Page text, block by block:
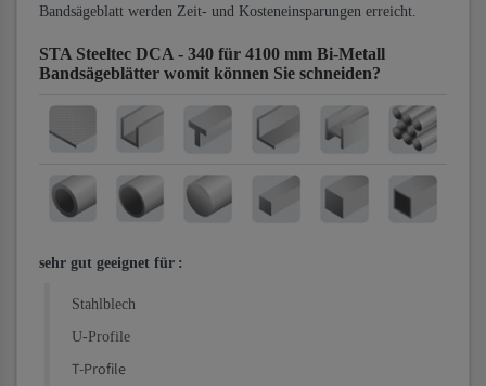
Bandsägeblatt werden Zeit- und Kosteneinsparungen erreicht.
STA Steeltec DCA - 340 für 4100 mm Bi-Metall
Bandsägeblätter womit können Sie schneiden?
sehr gut geeignet für :
Stahlblech
U-Profile
T-Profile